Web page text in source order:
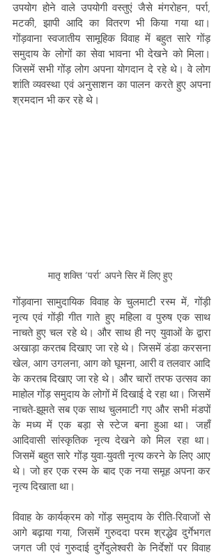
उपयोग होने वाले उपयोगी वस्तुएं जैसे मंगरोहन, पर्रा,
मटकी, झापी आदि का वितरण भी किया गया था।
गोंड़वाना स्वजातीय सामूहिक विवाह में बहुत सारे गोंड़
समुदाय के लोगों का सेवा भावना भी देखने को मिला।
जिसमें सभी गोंड़ लोग अपना योगदान दे रहे थे। वे लोग
शांति व्यवस्था एवं अनुसाशन का पालन करते हुए अपना
श्रमदान भी कर रहे थे।
मातृ शक्ति ‘पर्रा’ अपने सिर में लिए हुए
गोंड़वाना सामुदायिक विवाह के चुलमाटी रस्म में, गोंड़ी
नृत्य एवं गोंड़ी गीत गाते हुए महिला व पुरुष एक साथ
नाचते हुए चल रहे थे। और साथ ही नए युवाओं के द्वारा
अखाड़ा करतब दिखाए जा रहे थे। जिसमें डंडा करसना
खेल, आग उगलना, आग को घूमना, आरी व तलवार आदि
के करतब दिखाए जा रहे थे। और चारों तरफ उत्सव का
माहोल गोंड़ समुदाय के लोगों में दिखाई दे रहा था। जिसमें
नाचते-झूमते सब एक साथ चुलमाटी गए और सभी मंडपों
के मध्य में एक बड़ा से स्टेज बना हुआ था। जहाँ
आदिवासी सांस्कृतिक नृत्य देखने को मिल रहा था।
जिसमें बहुत सारे गोंड़ युवा-युवती नृत्य करने के लिए आए
थे। जो हर एक रस्म के बाद एक नया समूह अपना कर
नृत्य दिखाता था।
विवाह के कार्यक्रम को गोंड़ समुदाय के रीति-रिवाजों से
आगे बढ़ाया गया, जिसमें गुरुददा परम श्रद्धेव दुर्गेभगत
जगत जी एवं गुरुदाई दुर्गेदुलेश्वरी के निर्देशों पर विवाह